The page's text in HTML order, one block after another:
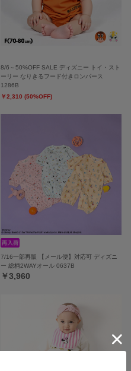
8/6～50%OFF SALE ディズニー トイ・スト
ーリー なりきるフード付きロンパース
1286B
￥2,310 (50%OFF)
7/16一部再販 【メール便】対応可 ディズニ
ー 総柄2WAYオール 0637B
￥3,960